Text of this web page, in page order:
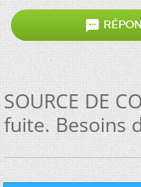

SOURCE DE
fuite. Besoins